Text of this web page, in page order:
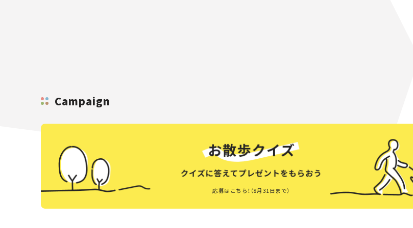
Campaign
応募はこちら！（8月31日まで）